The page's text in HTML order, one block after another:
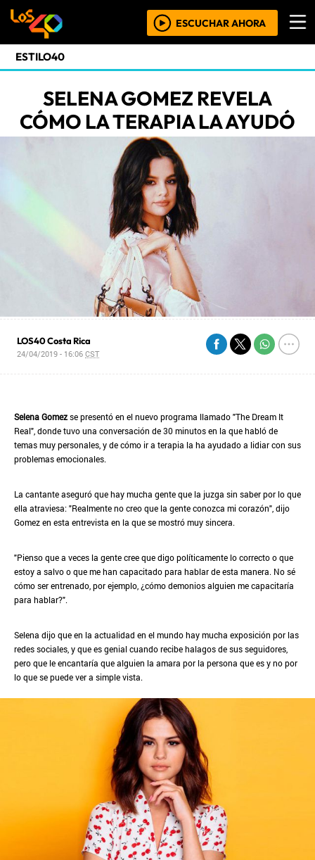
ESCUCHAR AHORA
ESTILO40
SELENA GOMEZ REVELA
CÓMO LA TERAPIA LA AYUDÓ
LOS40 Costa Rica
24/04/2019 - 16:06CST
Selena Gomezse presentó en el nuevo programa llamado "The Dream It
Real", donde tuvo una conversación de 30 minutos en la que habló de
temas muy personales, y de cómo ir a terapia la ha ayudado a lidiar con sus
problemas emocionales.
La cantante aseguró que hay mucha gente que la juzga sin saber por lo que
ella atraviesa: "Realmente no creo que la gente conozca mi corazón", dijo
Gomez en esta entrevista en la que se mostró muy sincera.
"Pienso que a veces la gente cree que digo políticamente lo correcto o que
estoy a salvo o que me han capacitado para hablar de esta manera. No sé
cómo ser entrenado, por ejemplo, ¿cómo demonios alguien me capacitaría
para hablar?".
Selena dijo que en la actualidad en el mundo hay mucha exposición por las
redes sociales, y que es genial cuando recibe halagos de sus seguidores,
pero que le encantaría que alguien la amara por la persona que es y no por
lo que se puede ver a simple vista.